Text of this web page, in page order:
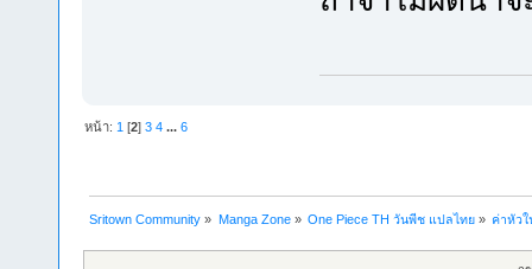
หน้า: 1 [2]3 4 ...6
Sritown Community » Manga Zone» One Piece TH วันพีช แปลไทย» ค่าหัวใ